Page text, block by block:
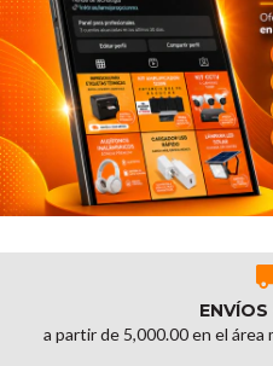
a partir de 5,000.00 en el